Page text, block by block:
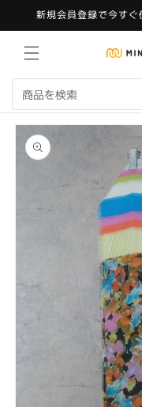
ンツに
進む
新規会員登録で今す
商品情
報にス
キップ